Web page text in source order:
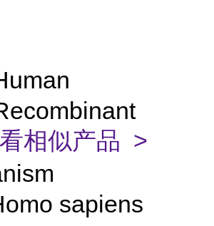
相似产品 >
sapiens